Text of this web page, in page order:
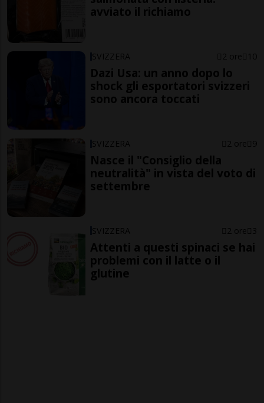
avviato il richiamo
SVIZZERA 2 ore 10
Dazi Usa: un anno dopo lo
shock gli esportatori svizzeri
sono ancora toccati
SVIZZERA 2 ore 9
Nasce il "Consiglio della
neutralità" in vista del voto di
settembre
SVIZZERA 2 ore 3
Attenti a questi spinaci se hai
problemi con il latte o il
glutine